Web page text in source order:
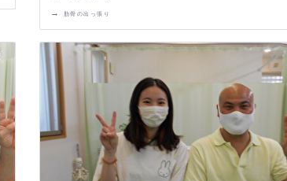
→ 肋骨の出っ張り